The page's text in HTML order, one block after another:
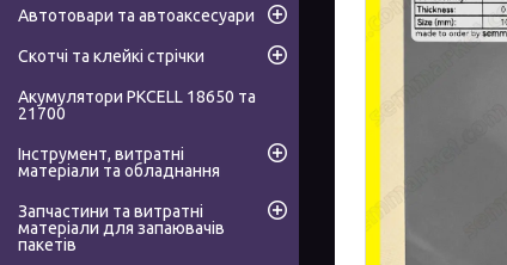
Автотовари та автоаксесуари
Скотчі та клейкі стрічки
Акумулятори PKCELL 18650 та
21700
Інструмент, витратні
матеріали та обладнання
Запчастини та витратні
матеріали для запаювачів
пакетів